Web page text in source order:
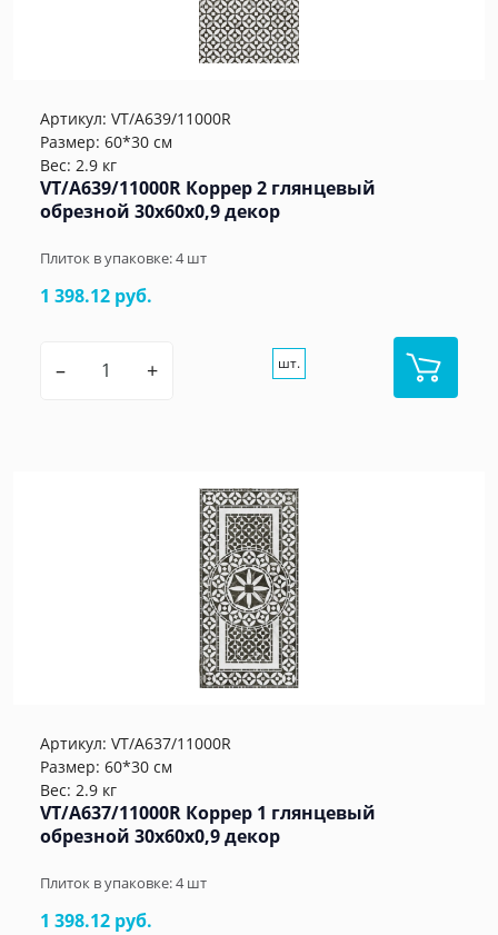
Артикул: VT/A639/11000R
Размер: 60*30 см
Вес: 2.9 кг
VT/A639/11000R Коррер 2 глянцевый
обрезной 30x60x0,9 декор
Плиток в упаковке:4шт
1 398.12 руб.
– + шт.
Артикул: VT/A637/11000R
Размер: 60*30 см
Вес: 2.9 кг
VT/A637/11000R Коррер 1 глянцевый
обрезной 30x60x0,9 декор
Плиток в упаковке:4шт
1 398.12 руб.